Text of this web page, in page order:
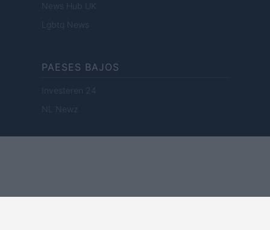
News Hub UK
Lgbtq News
PAESES BAJOS
Investeren 24
NL Newz